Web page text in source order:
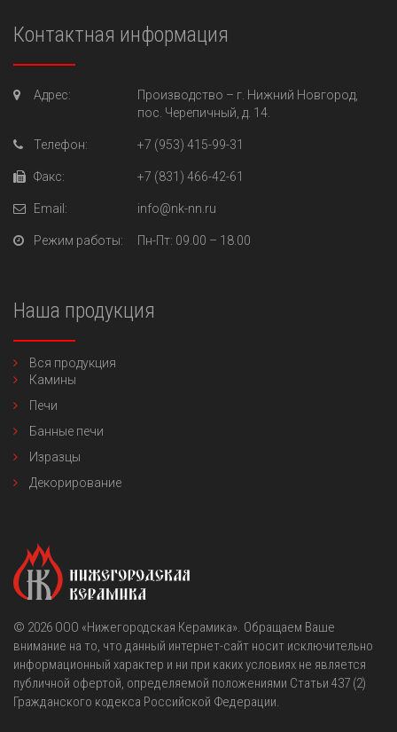
Контактная информация
Адрес: Производство – г. Нижний Новгород,
пос. Черепичный, д. 14.
Телефон: +7 (953) 415-99-31
Факс: +7 (831) 466-42-61
Email: info@nk-nn.ru
Режим работы: Пн-Пт: 09.00 – 18.00
Наша продукция
Вся продукция
Камины
Печи
Банные печи
Изразцы
Декорирование
© 2026 OOO «Нижегородская Керамика». Обращаем Ваше
внимание на то, что данный интернет-сайт носит исключительно
информационный характер и ни при каких условиях не является
публичной офертой, определяемой положениями Статьи 437 (2)
Гражданского кодекса Российской Федерации.